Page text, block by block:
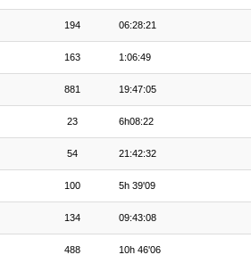
194 06:28:21
163 1:06:49
881 19:47:05
23 6h08:22
54 21:42:32
100 5h 39'09
134 09:43:08
488 10h 46'06